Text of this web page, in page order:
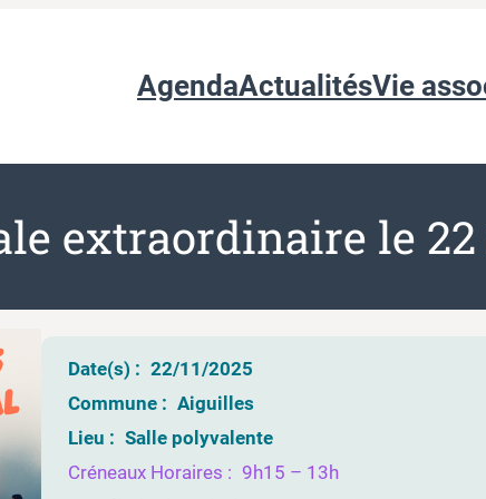
AgendaActualitésVie
extraordinaire le
Date(s) : 22/11/2025
Commune : Aiguilles
Lieu : Salle polyvalente
Créneaux Horaires : 9h15 – 13h